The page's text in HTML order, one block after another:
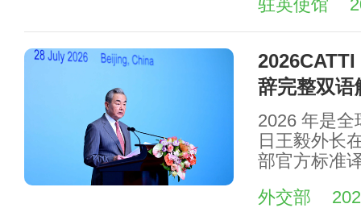
驻英使馆
辞完整双语
2026 年是
日王毅外长
部官方标准
外交部